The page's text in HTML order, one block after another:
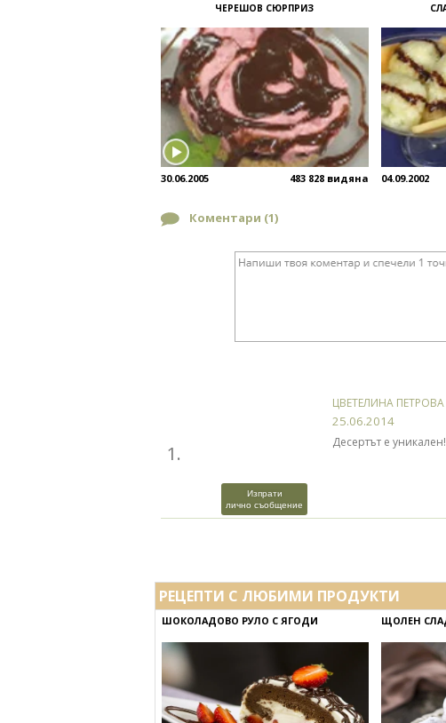
ЧЕРЕШОВ СЮРПРИЗ
30.06.2005 483 828 видяна 04.09.2002
Коментари (1)
1.
Изпрати
лично съобщение
ЦВЕТЕЛИНА ПЕТРОВА
25.06.2014
Десертът е уникален!
РЕЦЕПТИ С ЛЮБИМИ ПРОДУКТИ
ШОКОЛАДОВО РУЛО С ЯГОДИ ЩОЛЕН